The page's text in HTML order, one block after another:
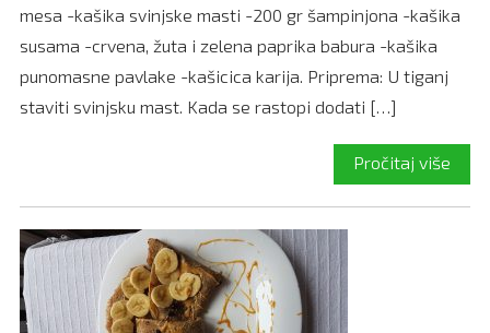
mesa -kašika svinjske masti -200 gr šampinjona -kašika
susama -crvena, žuta i zelena paprika babura -kašika
punomasne pavlake -kašicica karija. Priprema: U tiganj
staviti svinjsku mast. Kada se rastopi dodati […]
Pročitaj više